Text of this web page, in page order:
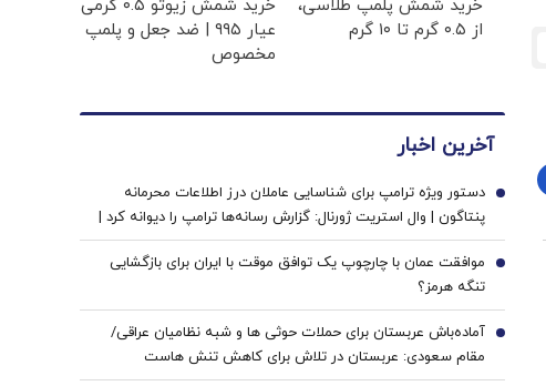
خرید شمش پلمپ طلاسی،
از ۰.۵ گرم تا ۱۰ گرم
خرید شمش زیوتو ۰.۵ گرمی
عیار ۹۹۵ | ضد جعل و پلمپ
مخصوص
آخرین اخبار
دستور ویژه ترامپ برای شناسایی عاملان درز اطلاعات محرمانه
پنتاگون | وال استریت ژورنال: گزارش رسانه‌ها ترامپ را دیوانه کرد |
ایران جسورتر می شود اگر...
1
موافقت عمان با چارچوپ یک توافق موقت با ایران برای بازگشایی
تنگه هرمز؟
2
آماده‌باش عربستان برای حملات حوثی ها و شبه نظامیان عراقی/
مقام سعودی: عربستان در تلاش برای کاهش تنش هاست
3